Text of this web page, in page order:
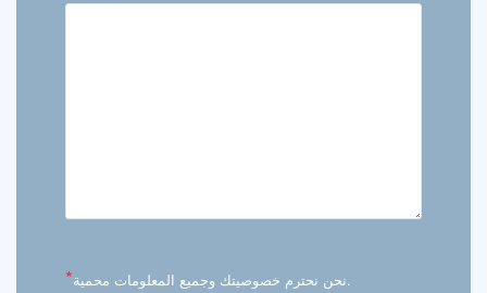
* نحن نحترم خصوصيتك وجميع المعلومات محمية.